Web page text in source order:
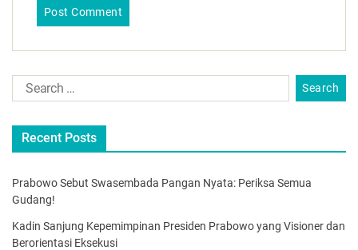
Recent Posts
Prabowo Sebut Swasembada Pangan Nyata: Periksa Semua
Gudang!
Kadin Sanjung Kepemimpinan Presiden Prabowo yang Visioner dan
Berorientasi Eksekusi